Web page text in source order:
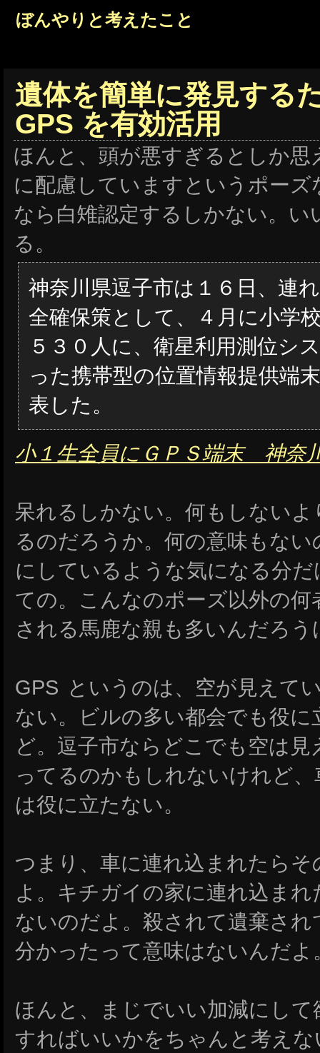
ぼんやりと考えたこと
遺体を簡単に発見する
GPS を有効活用
ほんと、頭が悪すぎるとしか
に配慮していますというポー
なら白雉認定するしかない。い
る。
神奈川県逗子市は１６日、連
全確保策として、４月に小学
５３０人に、衛星利用測位シ
った携帯型の位置情報提供端
表した。
小１生全員にＧＰＳ端末 神奈
呆れるしかない。何もしない
るのだろうか。何の意味もな
にしているような気になる分
ての。こんなのポーズ以外の
される馬鹿な親も多いんだろう
GPS というのは、空が見えて
ない。ビルの多い都会でも役
ど。逗子市ならどこでも空は
ってるのかもしれないけれど
は役に立たない。
つまり、車に連れ込まれたら
よ。キチガイの家に連れ込ま
ないのだよ。殺されて遺棄さ
分かったって意味はないんだよ
ほんと、まじでいい加減にし
すればいいかをちゃんと考え